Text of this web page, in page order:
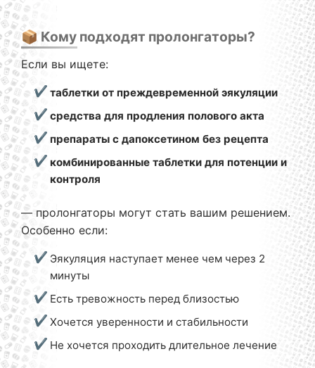
📦 Кому подходят пролонгаторы?
Если вы ищете:
таблетки от преждевременной эякуляции
средства для продления полового акта
препараты с дапоксетином без рецепта
комбинированные таблетки для потенции и
контроля
— пролонгаторы могут стать вашим решением.
Особенно если:
Эякуляция наступает менее чем через 2
минуты
Есть тревожность перед близостью
Хочется уверенности и стабильности
Не хочется проходить длительное лечение